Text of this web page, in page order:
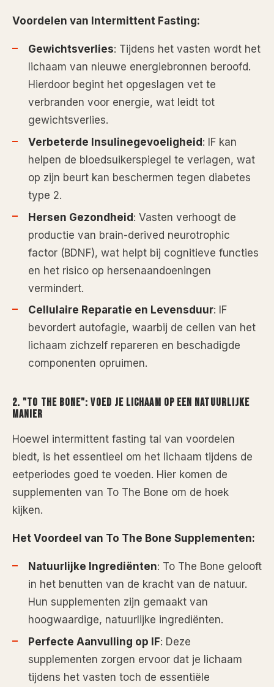
Voordelen van Intermittent Fasting:
Gewichtsverlies: Tijdens het vasten wordt het
lichaam van nieuwe energiebronnen beroofd.
Hierdoor begint het opgeslagen vet te
verbranden voor energie, wat leidt tot
gewichtsverlies.
Verbeterde Insulinegevoeligheid: IF kan
helpen de bloedsuikerspiegel te verlagen, wat
op zijn beurt kan beschermen tegen diabetes
type 2.
Hersen Gezondheid: Vasten verhoogt de
productie van brain-derived neurotrophic
factor (BDNF), wat helpt bij cognitieve functies
en het risico op hersenaandoeningen
vermindert.
Cellulaire Reparatie en Levensduur: IF
bevordert autofagie, waarbij de cellen van het
lichaam zichzelf repareren en beschadigde
componenten opruimen.
2."TO THE BONE": VOED JE LICHAAM OP EEN NATUURLIJKE
MANIER
Hoewel intermittent fasting tal van voordelen
biedt, is het essentieel om het lichaam tijdens de
eetperiodes goed te voeden. Hier komen de
supplementen van To The Bone om de hoek
kijken.
Het Voordeel van To The Bone Supplementen:
Natuurlijke Ingrediënten: To The Bone gelooft
in het benutten van de kracht van de natuur.
Hun supplementen zijn gemaakt van
hoogwaardige, natuurlijke ingrediënten.
Perfecte Aanvulling op IF: Deze
supplementen zorgen ervoor dat je lichaam
tijdens het vasten toch de essentiële